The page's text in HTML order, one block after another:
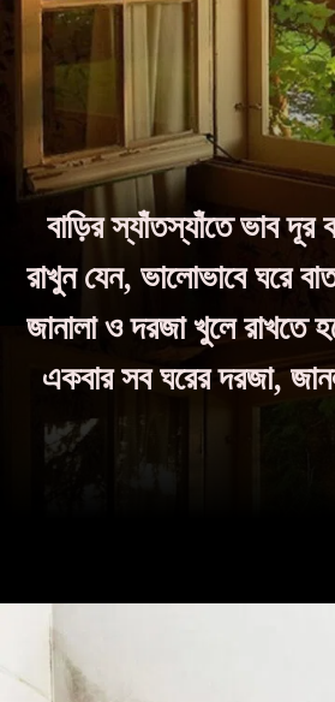
বাড়ির স্যাঁতস্যাঁতে ভাব
রাখুন যেন, ভালোভাবে ঘরে
জানালা ও দরজা খুলে রাখতে
একবার সব ঘরের দরজা,